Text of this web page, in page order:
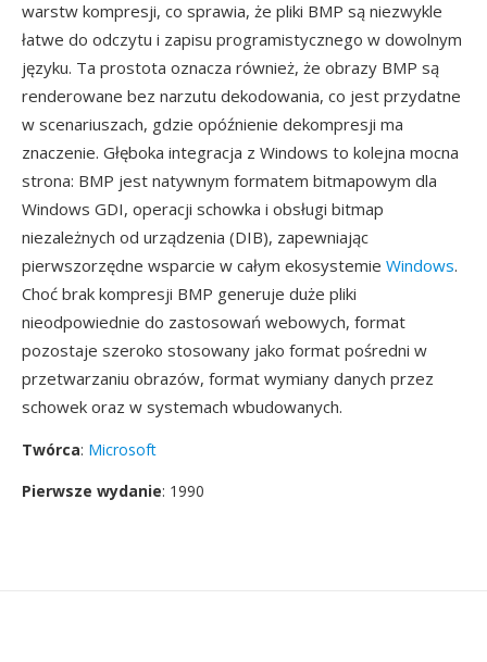
warstw kompresji, co sprawia, że pliki BMP są niezwykle
łatwe do odczytu i zapisu programistycznego w dowolnym
języku. Ta prostota oznacza również, że obrazy BMP są
renderowane bez narzutu dekodowania, co jest przydatne
w scenariuszach, gdzie opóźnienie dekompresji ma
znaczenie. Głęboka integracja z Windows to kolejna mocna
strona: BMP jest natywnym formatem bitmapowym dla
Windows GDI, operacji schowka i obsługi bitmap
niezależnych od urządzenia (DIB), zapewniając
pierwszorzędne wsparcie w całym ekosystemie Windows.
Choć brak kompresji BMP generuje duże pliki
nieodpowiednie do zastosowań webowych, format
pozostaje szeroko stosowany jako format pośredni w
przetwarzaniu obrazów, format wymiany danych przez
schowek oraz w systemach wbudowanych.
Twórca: Microsoft
Pierwsze wydanie: 1990